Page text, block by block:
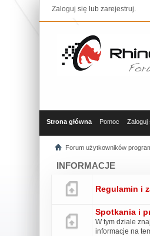
Zaloguj się lubzarejestruj.
Strona główna Pomoc Zaloguj
Forum użytkowników
INFORMACJE
Regulamin i
Spotkania i
W tym dziale
informacje na